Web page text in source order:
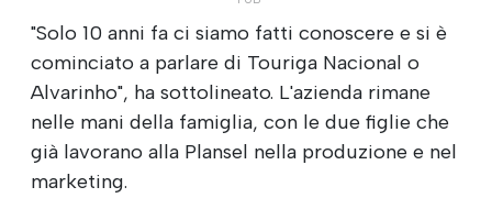
"Solo 10 anni fa ci siamo fatti conoscere e si è
cominciato a parlare di Touriga Nacional o
Alvarinho", ha sottolineato. L'azienda rimane
nelle mani della famiglia, con le due figlie che
già lavorano alla Plansel nella produzione e nel
marketing.